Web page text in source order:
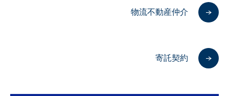
物流不動産仲介
寄託契約